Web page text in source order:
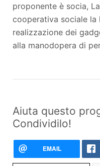
proponente è socia,
cooperativa sociale la
realizzazione dei
alla manodopera di
Aiuta questo
Condividilo!
EMAIL